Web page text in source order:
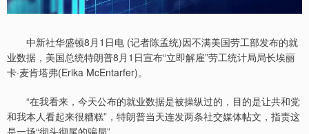
中新社华盛顿8月1日电 (记者陈孟统)因不满美国劳工部发布的就
业数据，美国总统特朗普8月1日宣布“立即解雇”劳工统计局局长埃丽
卡·麦肯塔弗(Erika McEntarfer)。
“在我看来，今天公布的就业数据是被操纵过的，目的是让共和党
和我本人看起来很糟糕”，特朗普当天连发两条社交媒体帖文，指责这
是一场“彻头彻尾的骗局”。